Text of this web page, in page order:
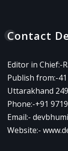
Contact
Editor in Chief:-
Publish from:-
Uttarakhand
Phone:-+91
Email:-
Website:-